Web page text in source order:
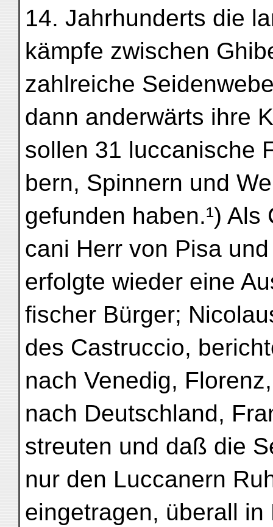
14. Jahrhunderts die
kämpfe zwischen
zahlreiche
dann anderwärts ihre
sollen 31 luccanische
bern, Spinnern und
gefunden haben.¹)
cani Herr von Pisa
erfolgte wieder eine
fischer Bürger;
des Castruccio,
nach Venedig,
nach Deutschland,
streuten und daß die
nur den Luccanern
eingetragen, überall in